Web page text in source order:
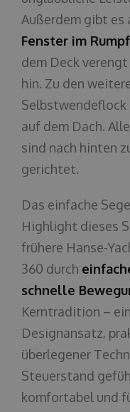
Außerdem gibt es
Fenster im
dem Deck
hin. Zu den
Selbstwendeflock
auf dem Dach.
sind nach hinten
gerichtet.
Das einfache
Highlight dieses
frühere Hanse-
360 durch
schnelle
Kerntradition –
Designansatz,
überlegener
Steuerstand
komfortabel und